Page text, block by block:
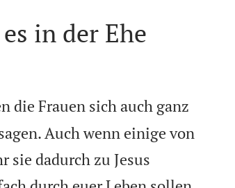
in der Ehe
die Frauen sich auch ganz
Auch wenn einige von
sie dadurch zu Jesus